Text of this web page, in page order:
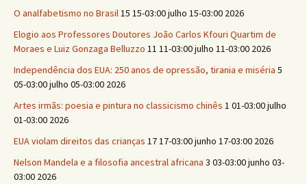
O analfabetismo no Brasil15 15-03:00 julho 15-03:00 2026
Elogio aos Professores Doutores João Carlos Kfouri Quartim de
Moraes e Luiz Gonzaga Belluzzo 11 11-03:00 julho 11-03:00 2026
Independência dos EUA: 250 anos de opressão, tirania e miséria 5
05-03:00 julho 05-03:00 2026
Artes irmãs: poesia e pintura no classicismo chinês 1 01-03:00 julho
01-03:00 2026
EUA violam direitos das crianças 17 17-03:00 junho 17-03:00 2026
Nelson Mandela e a filosofia ancestral africana 3 03-03:00 junho 03-
03:00 2026